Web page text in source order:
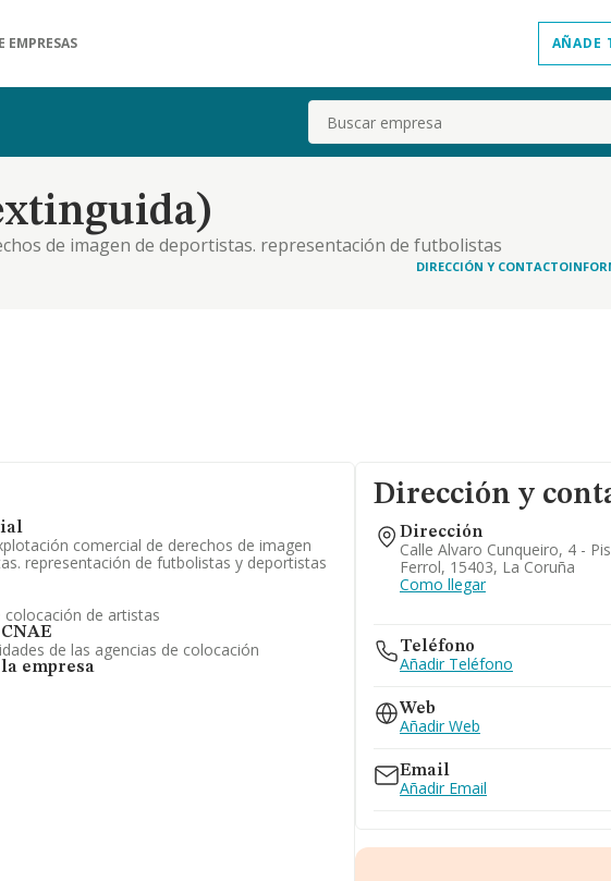
EMPRESAS AÑADE
Buscar
de imagen de deportistas. representación de futbolistas
DIRECCIÓN Y CONTACTO
comercial de derechos de imagen
representación de futbolistas y deportistas
colocación de artistas
de las agencias de colocación
empresa
Dirección y
Dirección
Calle Alvaro Cunqueiro, 4 -
Ferrol, 15403, La Coruña
Como llegar
Teléfono
Añadir Teléfono
Web
Añadir Web
Email
Añadir Email